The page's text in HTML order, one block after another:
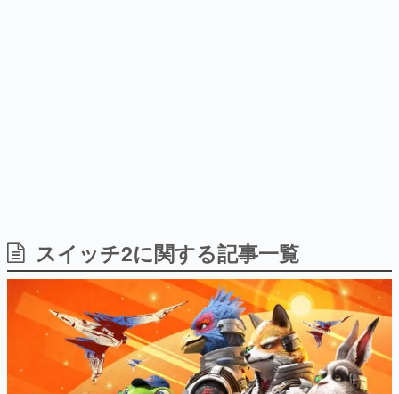
日本のコンテンツ産業やカルチャーに与えた影響を探る企
画です。
日本モバイルゲーム産業史
日本のモバイルゲーム史における主要なトピック・タイト
ルを網羅するほか、開発者へのインタビューや識者による
解説を掲載。約20年の歴史が一望できる決定版！
若ゲのいたり〜ゲームクリエイターの青春〜
『うつヌケ』『ペンと箸』等で知られるマンガ家・田中圭
スイッチ2に関する記事一覧